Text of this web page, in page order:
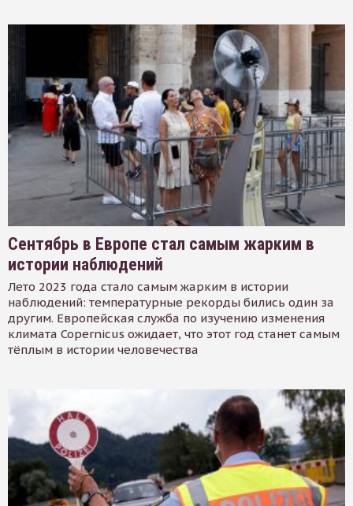
Сентябрь в Европе стал самым жарким в
истории наблюдений
Лето 2023 года стало самым жарким в истории
наблюдений: температурные рекорды бились один за
другим. Европейская служба по изучению изменения
климата Copernicus ожидает, что этот год станет самым
тёплым в истории человечества